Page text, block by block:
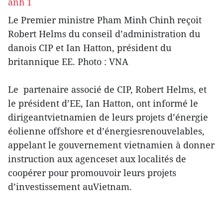
Le Premier ministre Pham Minh Chinh reçoit
Robert Helms du conseil d’administration du
danois CIP et Ian Hatton, président du
britannique EE. Photo : VNA
Le partenaire associé de CIP, Robert Helms, et
le président d’EE, Ian Hatton, ont informé le
dirigeantvietnamien de leurs projets d’énergie
éolienne offshore et d’énergiesrenouvelables,
appelant le gouvernement vietnamien à donner
instruction aux agenceset aux localités de
coopérer pour promouvoir leurs projets
d’investissement auVietnam.